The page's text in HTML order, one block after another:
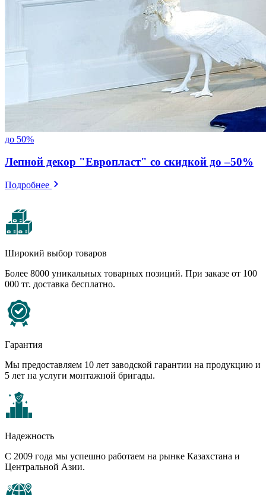
до 50%
Лепной декор "Европласт" со скидкой до –50%
Подробнее
Широкий выбор товаров
Более 8000 уникальных товарных позиций. При заказе от 100
000 тг. доставка бесплатно.
Гарантия
Мы предоставляем 10 лет заводской гарантии на продукцию и
5 лет на услуги монтажной бригады.
Надежность
С 2009 года мы успешно работаем на рынке Казахстана и
Центральной Азии.